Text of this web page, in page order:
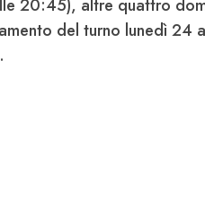
20:45), altre quattro
del turno lunedì 24